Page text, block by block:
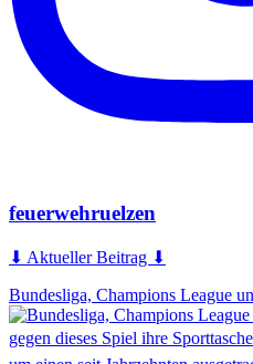
feuerwehruelzen
⬇ Aktueller Beitrag ⬇
Bundesliga, Champions League